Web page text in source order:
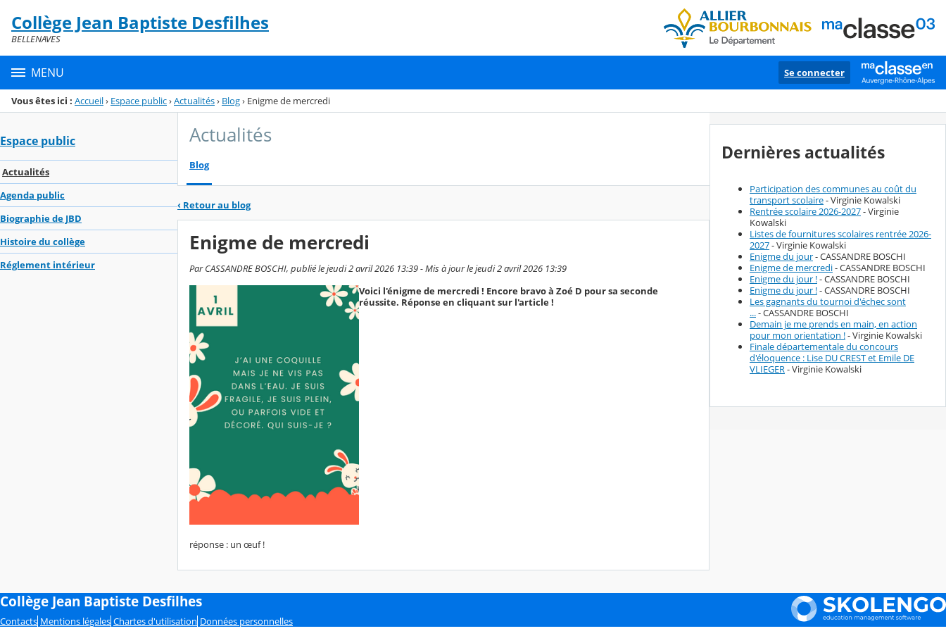
Menu de la rubrique
Contenu
Collège Jean Baptiste Desfilhes
BELLENAVES
MENU Se connecter
Vous êtes ici : Accueil› Espace public›Actualités› Blog› Enigme de mercredi
Espace public
Actualités
Agenda public
Biographie de JBD
Histoire du collège
Réglement intérieur
Actualités
Blog
‹ Retour au blog
Enigme de mercredi
Par CASSANDRE BOSCHI, publié le jeudi 2 avril 2026 13:39 - Mis à jour le jeudi 2 avril 2026 13:39
Voici l'énigme de mercredi ! Encore bravo à Zoé D pour sa seconde
réussite. Réponse en cliquant sur l'article !
réponse : un œuf !
Dernières actualités
Participation des communes au coût du
transport scolaire- Virginie Kowalski
Rentrée scolaire 2026-2027- Virginie
Kowalski
Listes de fournitures scolaires rentrée 2026-
2027- Virginie Kowalski
Enigme du jour- CASSANDRE BOSCHI
Enigme de mercredi- CASSANDRE BOSCHI
Enigme du jour !- CASSANDRE BOSCHI
Enigme du jour !- CASSANDRE BOSCHI
Les gagnants du tournoi d'échec sont
...- CASSANDRE BOSCHI
Demain je me prends en main, en action
pour mon orientation !- Virginie Kowalski
Finale départementale du concours
d'éloquence : Lise DU CREST et Emile DE
VLIEGER- Virginie Kowalski
Collège Jean Baptiste Desfilhes
Contacts Mentions légales Chartes d'utilisation Données personnelles